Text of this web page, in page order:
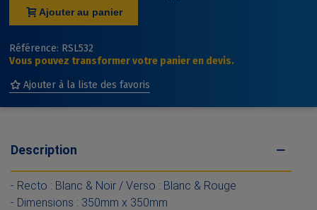
Ajouter au panier
Référence: RSL532
Vous pouvez transformer votre panier en devis.
Ajouter à la liste des favoris
Description
- Recto : Blanc & Noir / Verso : Blanc & Rouge
- Dimensions : 350mm x 350mm